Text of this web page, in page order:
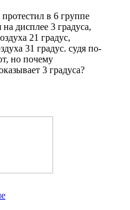
в 6 группе
дисплее 3 градуса,
21 градус,
31 градус. судя по-
но почему
3 градуса?